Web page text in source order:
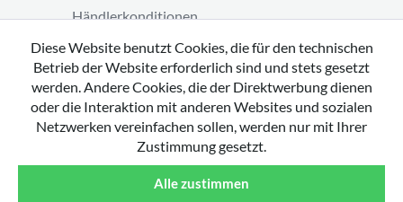
Händlerkonditionen
Vertrag widerrufen
Diese Website benutzt Cookies, die für den technischen
Betrieb der Website erforderlich sind und stets gesetzt
werden. Andere Cookies, die der Direktwerbung dienen
oder die Interaktion mit anderen Websites und sozialen
Netzwerken vereinfachen sollen, werden nur mit Ihrer
Zustimmung gesetzt.